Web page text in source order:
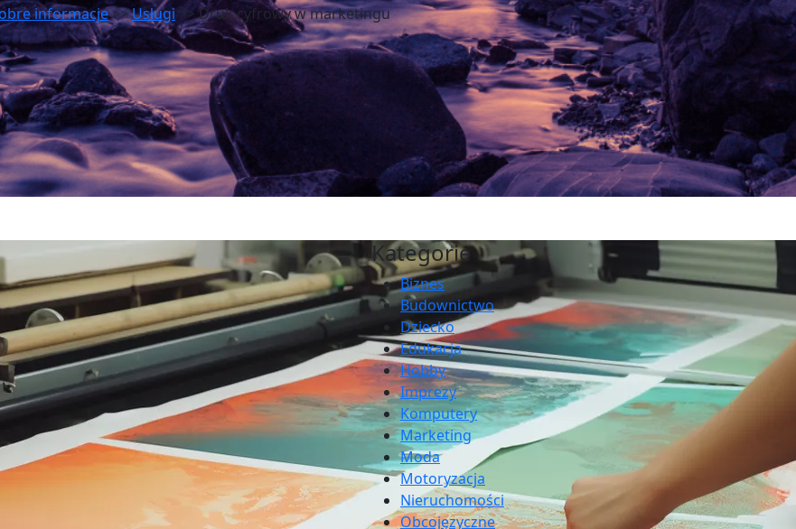
informacje>>Usługi>> Druk cyfrowy w marketingu
Kategorie
Biznes
Budownictwo
Dziecko
Edukacja
Hobby
Imprezy
Komputery
Marketing
Moda
Motoryzacja
Nieruchomości
Obcojęzyczne